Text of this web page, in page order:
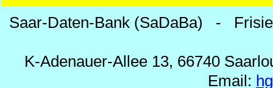
Saar-Daten-Bank (SaDaBa) -
K-Adenauer-Allee 13, 66740
Email: